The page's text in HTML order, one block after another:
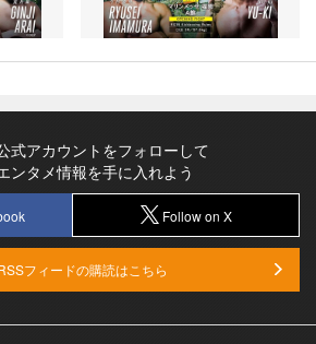
式アカウントをフォローして
ンタメ情報を手に入れよう
Follow on X
フィードの購読はこちら